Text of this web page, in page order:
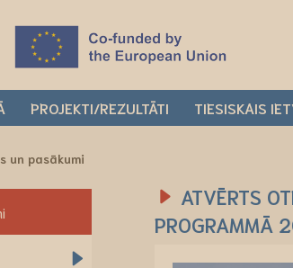
PROJEKTI/REZULTĀTI TIESISKAIS
un pasākumi
ATVĒRTS
PROGRAMMĀ